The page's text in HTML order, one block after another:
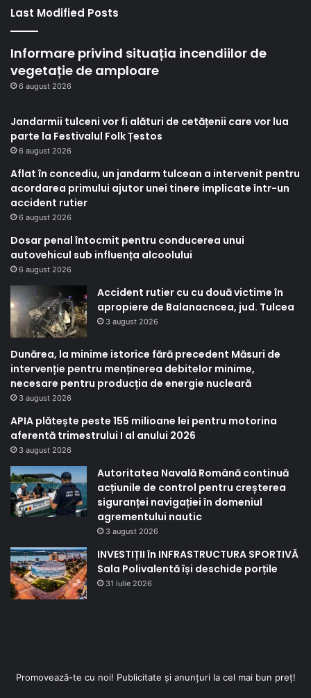
Last Modified Posts
Informare privind situația incendiilor de
vegetație de amploare
6 august 2026
Jandarmii tulceni vor fi alături de cetățenii care vor lua
parte la Festivalul Folk Țestos
6 august 2026
Aflat în concediu, un jandarm tulcean a intervenit pentru
acordarea primului ajutor unei tinere implicate într-un
accident rutier
6 august 2026
Dosar penal întocmit pentru conducerea unui
autovehicul sub influența alcoolului
6 august 2026
Accident rutier cu cu două victime în
apropiere de Balanacncea, jud. Tulcea
3 august 2026
Dunărea, la minime istorice fără precedent Măsuri de
intervenție pentru menținerea debitelor minime,
necesare pentru producția de energie nucleară
3 august 2026
APIA plătește peste 155 milioane lei pentru motorina
aferentă trimestrului I al anului 2026
3 august 2026
Autoritatea Navală Română continuă
acțiunile de control pentru creșterea
siguranței navigației în domeniul
agrementului nautic
3 august 2026
INVESTIȚII în INFRASTRUCTURA SPORTIVĂ
Sala Polivalentă își deschide porțile
31 iulie 2026
Promovează-te cu noi! Publicitate și anunțuri la cel mai bun preț!